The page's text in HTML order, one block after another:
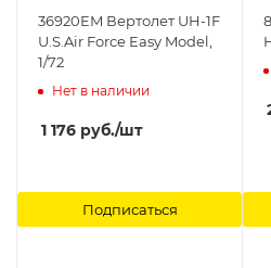
36920EM Вертолет UH-1F
U.S.Air Force Easy Model,
1/72
Нет в наличии
1 176 руб./шт
Подписаться